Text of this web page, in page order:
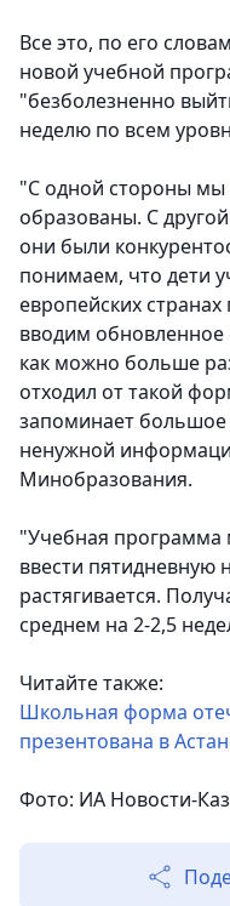
Все это, по его
новой учебной
"безболезненно
неделю по всем
"С одной стороны
образованы. С
они были
понимаем, что дети
европейских
вводим
как можно больше
отходил от такой
запоминает
ненужной
Минобразования.
"Учебная программа
ввести пятидневную
растягивается.
среднем на 2-2,5
Читайте также:
Школьная форма
презентована в
Фото: ИА Новости-